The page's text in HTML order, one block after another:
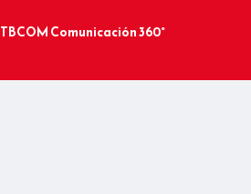
TBCOM Comunicación 360°